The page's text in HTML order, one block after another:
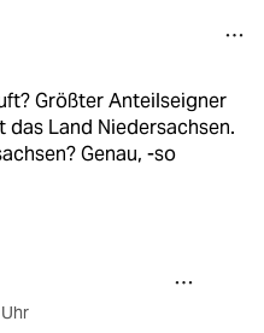
Größter Anteilseigner
das Land Niedersachsen.
Genau, -so